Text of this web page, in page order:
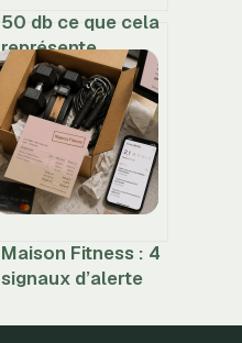
50 db ce que cela
représente
vraiment au
quotidien
Maison Fitness : 4
signaux d’alerte
arnaque avant de